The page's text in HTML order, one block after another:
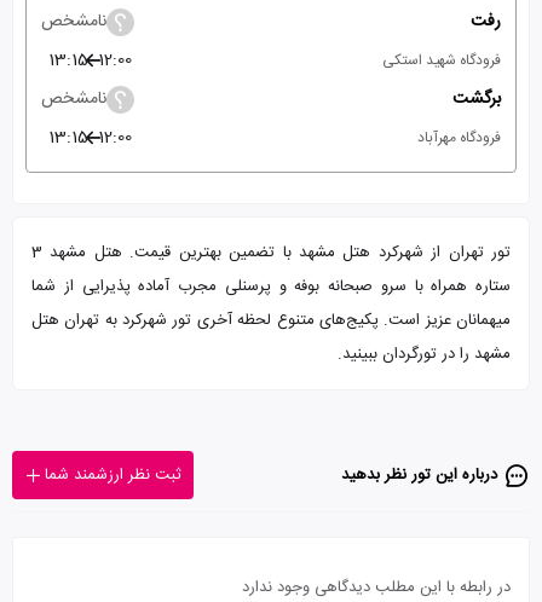
رفت
نامشخص
فرودگاه شهید استکی 12:00
13:15
برگشت
نامشخص
فرودگاه مهرآباد 12:00
13:15
تور تهران از شهرکرد هتل مشهد با تضمین بهترین قیمت. هتل مشهد 3
ستاره همراه با سرو صبحانه بوفه و پرسنلی مجرب آماده پذیرایی از شما
میهمانان عزیز است. پکیج‌های متنوع لحظه آخری تور شهرکرد به تهران هتل
مشهد را در تورگردان ببینید.
درباره این تور‌ نظر بدهید ثبت نظر ارزشمند شما
در رابطه با این مطلب دیدگاهی وجود ندارد